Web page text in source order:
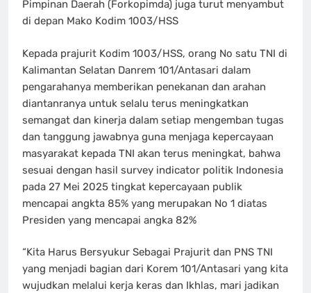
Pimpinan Daerah (Forkopimda) juga turut menyambut
di depan Mako Kodim 1003/HSS
Kepada prajurit Kodim 1003/HSS, orang No satu TNI di
Kalimantan Selatan Danrem 101/Antasari dalam
pengarahanya memberikan penekanan dan arahan
diantanranya untuk selalu terus meningkatkan
semangat dan kinerja dalam setiap mengemban tugas
dan tanggung jawabnya guna menjaga kepercayaan
masyarakat kepada TNI akan terus meningkat, bahwa
sesuai dengan hasil survey indicator politik Indonesia
pada 27 Mei 2025 tingkat kepercayaan publik
mencapai angkta 85% yang merupakan No 1 diatas
Presiden yang mencapai angka 82%
“Kita Harus Bersyukur Sebagai Prajurit dan PNS TNI
yang menjadi bagian dari Korem 101/Antasari yang kita
wujudkan melalui kerja keras dan Ikhlas, mari jadikan